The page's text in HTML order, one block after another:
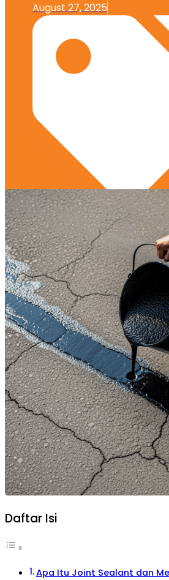
August 27, 2025
Edukasi Konstruksi,
Konstruksi
Daftar Isi
Apa Itu Joint Sealant dan